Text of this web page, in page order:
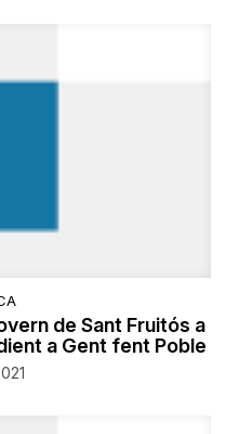
de Sant Fruitós a
a Gent fent Poble